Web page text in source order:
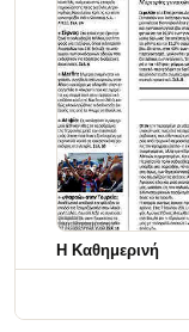
Η Καθημερινή